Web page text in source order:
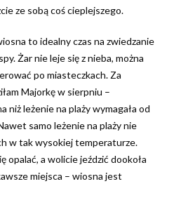
ze sobą coś cieplejszego.
to idealny czas na zwiedzanie
Żar nie leje się z nieba, można
po miasteczkach. Za
Majorkę w sierpniu –
niż leżenie na plaży wymagała od
samo leżenie na plaży nie
w tak wysokiej temperaturze.
opalać, a wolicie jeździć dookoła
miejsca – wiosna jest